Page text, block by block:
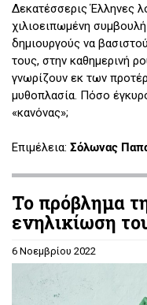
Δεκατέσσερις Έλληνες
χιλιοειπωμένη
δημιουργούς να
τους, στην καθημερινή
γνωρίζουν εκ των
μυθοπλασία. Πόσο
«κανόνας»;
Επιμέλεια: Σόλωνας
Το πρόβλημα
ενηλικίωση
6 Νοεμβρίου 2022